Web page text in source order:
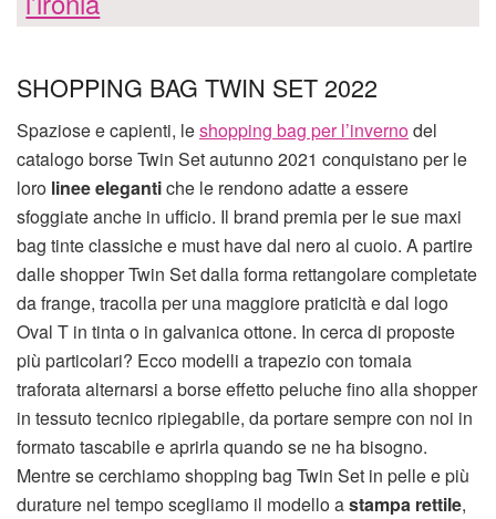
SHOPPING BAG TWIN SET 2022
Spaziose e capienti, leshopping bag per l’invernodel
catalogo borse Twin Set autunno 2021 conquistano per le
loro linee elegantiche le rendono adatte a essere
sfoggiate anche in ufficio. Il brand premia per le sue maxi
bag tinte classiche e must have dal nero al cuoio. A partire
dalle shopper Twin Set dalla forma rettangolare completate
da frange, tracolla per una maggiore praticità e dal logo
Oval T in tinta o in galvanica ottone. In cerca di proposte
più particolari? Ecco modelli a trapezio con tomaia
traforata alternarsi a borse effetto peluche fino alla shopper
in tessuto tecnico ripiegabile, da portare sempre con noi in
formato tascabile e aprirla quando se ne ha bisogno.
Mentre se cerchiamo shopping bag Twin Set in pelle e più
durature nel tempo scegliamo il modello astampa rettile,